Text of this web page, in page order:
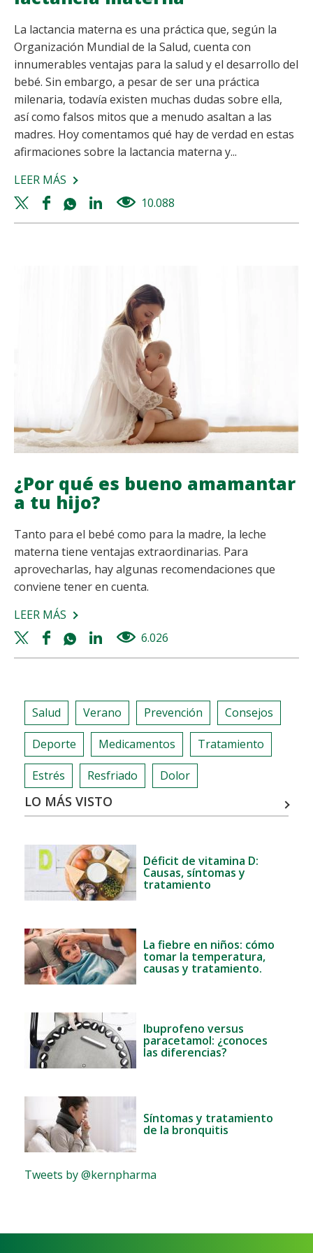
La lactancia materna es una práctica que, según la
Organización Mundial de la Salud, cuenta con
innumerables ventajas para la salud y el desarrollo del
bebé. Sin embargo, a pesar de ser una práctica
milenaria, todavía existen muchas dudas sobre ella,
así como falsos mitos que a menudo asaltan a las
madres. Hoy comentamos qué hay de verdad en estas
afirmaciones sobre la lactancia materna y...
LEER MÁS SOBRE
MITOS
Y
Twitter
share
Facebook
share
Whatsapp
share
Linkedin
share
10.088
¿Por qué es bueno amamantar
a tu hijo?
Tanto para el bebé como para la madre, la leche
materna tiene ventajas extraordinarias. Para
aprovecharlas, hay algunas recomendaciones que
conviene tener en cuenta.
LEER MÁS SOBRE
¿POR
QUÉ
AMAMANTAR
TU
HIJO?
Twitter
share
Facebook
share
Whatsapp
share
Linkedin
share
6.026
Salud Verano Prevención Consejos
Deporte Medicamentos Tratamiento
Estrés Resfriado Dolor
LO MÁS VISTO
Déficit de vitamina D:
Causas, síntomas y
tratamiento
La fiebre en niños: cómo
tomar la temperatura,
causas y tratamiento.
Ibuprofeno versus
paracetamol: ¿conoces
las diferencias?
Síntomas y tratamiento
de la bronquitis
Tweets by @kernpharma